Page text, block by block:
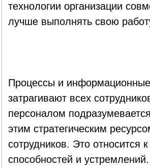
технологии организации
лучше выполнять свою
Процессы и
затрагивают всех
персоналом
этим стратегическим
сотрудников. Это относится
способностей и